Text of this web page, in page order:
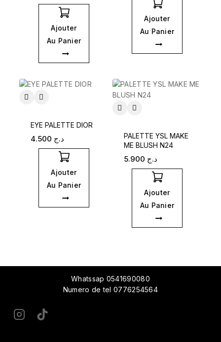
Ajouter
Au Panier
Ajouter
Au Panier
EYE PALETTE DIOR
د.ج
Ajouter
Au Panier
PALETTE YSL MAKE
ME BLUSH N24
د.ج
Ajouter
Au Panier
Whatssap 0541690080
Numero de tel 0776254564